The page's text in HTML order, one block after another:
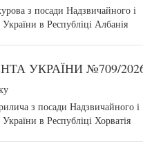
з посади Надзвичайного і
в Республіці Албанія
УКРАЇНИ №709/
з посади Надзвичайного і
в Республіці Хорватія